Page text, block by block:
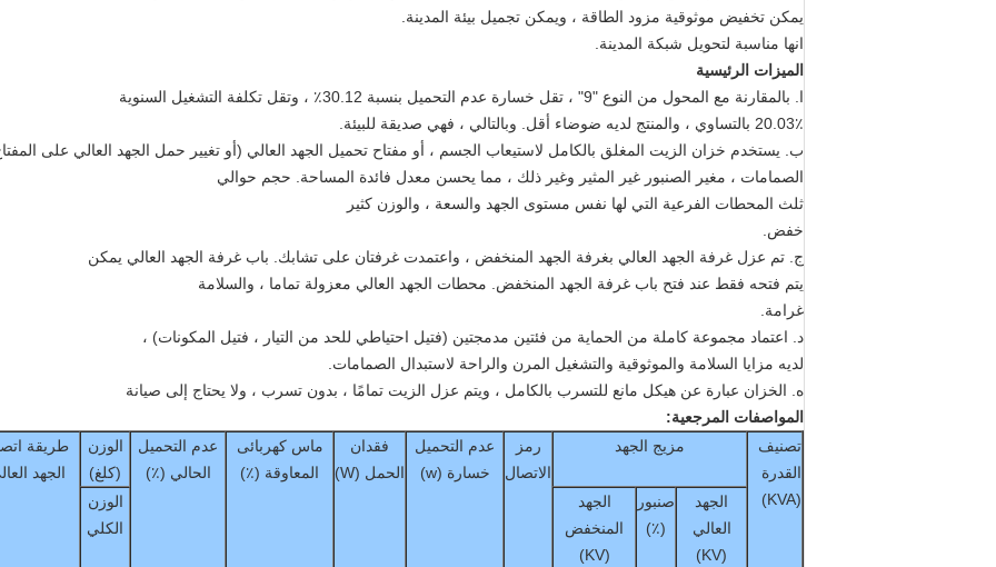
يمكن تخفيض موثوقية مزود الطاقة ، ويمكن تجميل بيئة المدينة.
انها مناسبة لتحويل شبكة المدينة.
الميزات الرئيسية
ا. بالمقارنة مع المحول من النوع "9" ، تقل خسارة عدم التحميل بنسبة 30.12٪ ، وتقل تكلفة التشغيل السنوية
20.03٪ بالتساوي ، والمنتج لديه ضوضاء أقل. وبالتالي ، فهي صديقة للبيئة.
ب. يستخدم خزان الزيت المغلق بالكامل لاستيعاب الجسم ، أو مفتاح تحميل الجهد العالي (أو تغيير حمل الجهد العالي على
الصمامات ، مغير الصنبور غير المثير وغير ذلك ، مما يحسن معدل فائدة المساحة. حجم حوالي
ثلث المحطات الفرعية التي لها نفس مستوى الجهد والسعة ، والوزن كثير
خفض.
ج. تم عزل غرفة الجهد العالي بغرفة الجهد المنخفض ، واعتمدت غرفتان على تشابك. باب غرفة الجهد العالي يمكن
يتم فتحه فقط عند فتح باب غرفة الجهد المنخفض. محطات الجهد العالي معزولة تماما ، والسلامة
غرامة.
د. اعتماد مجموعة كاملة من الحماية من فئتين مدمجتين (فتيل احتياطي للحد من التيار ، فتيل المكونات) ،
لديه مزايا السلامة والموثوقية والتشغيل المرن والراحة لاستبدال الصمامات.
ه. الخزان عبارة عن هيكل مانع للتسرب بالكامل ، ويتم عزل الزيت تمامًا ، بدون تسرب ، ولا يحتاج إلى صيانة
المواصفات المرجعية:
تصنيف
القدرة
(KVA)
مزيج الجهد
رمز
الاتصال
عدم التحميل
خسارة (w)
فقدان
الحمل (W)
ماس كهربائى
المعاوقة (٪)
عدم التحميل
الحالي (٪)
الوزن
(كلغ)
طريقة
الجهد
الجهد
العالي
(KV)
صنبور
(٪)
الجهد
المنخفض
(KV)
الوزن
الكلي